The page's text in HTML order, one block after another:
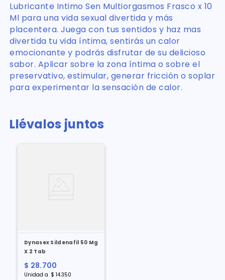
Lubricante Intimo Sen Multiorgasmos Frasco x 10
Ml para una vida sexual divertida y más
placentera. Juega con tus sentidos y haz mas
divertida tu vida íntima, sentirás un calor
emocionante y podrás disfrutar de su delicioso
sabor. Aplicar sobre la zona íntima o sobre el
preservativo, estimular, generar fricción o soplar
para experimentar la sensación de calor.
Llévalos juntos
Dynasex Sildenafil 50 Mg
X 2 Tab
$ 28.700
Unidad a $ 14.350